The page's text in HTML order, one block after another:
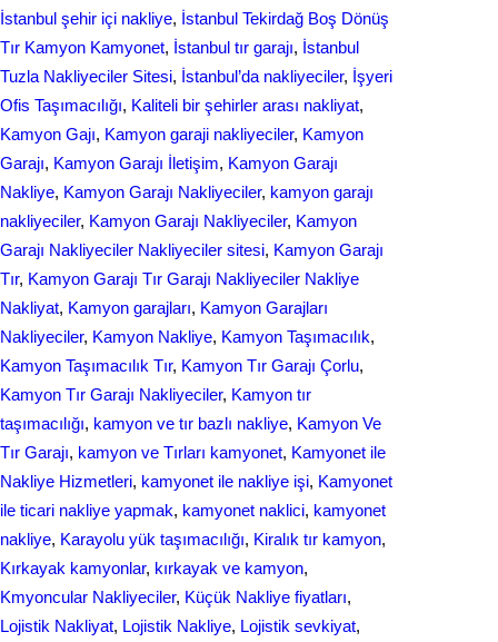
İstanbul şehir içi nakliye, İstanbul Tekirdağ Boş Dönüş
Tır Kamyon Kamyonet, İstanbul tır garajı, İstanbul
Tuzla Nakliyeciler Sitesi, İstanbul’da nakliyeciler, İşyeri
Ofis Taşımacılığı, Kaliteli bir şehirler arası nakliyat
Kamyon Gajı, Kamyon garaji nakliyeciler, Kamyon
Garajı, Kamyon Garajı İletişim, Kamyon Garajı
Nakliye, Kamyon Garajı Nakliyeciler, kamyon garajı
nakliyeciler, Kamyon Garajı Nakliyeciler, Kamyon
Garajı Nakliyeciler Nakliyeciler sitesi, Kamyon Garajı
Tır, Kamyon Garajı Tır Garajı Nakliyeciler Nakliye
Nakliyat, Kamyon garajları, Kamyon Garajları
Nakliyeciler, Kamyon Nakliye, Kamyon Taşımacılık
Kamyon Taşımacılık Tır, Kamyon Tır Garajı Çorlu
Kamyon Tır Garajı Nakliyeciler, Kamyon tır
taşımacılığı, kamyon ve tır bazlı nakliye, Kamyon Ve
Tır Garajı, kamyon ve Tırları kamyonet, Kamyonet ile
Nakliye Hizmetleri, kamyonet ile nakliye işi, Kamyonet
ile ticari nakliye yapmak, kamyonet naklici, kamyonet
nakliye, Karayolu yük taşımacılığı, Kiralık tır kamyon
Kırkayak kamyonlar, kırkayak ve kamyon
Kmyoncular Nakliyeciler, Küçük Nakliye fiyatları
Lojistik Nakliyat, Lojistik Nakliye, Lojistik sevkiyat